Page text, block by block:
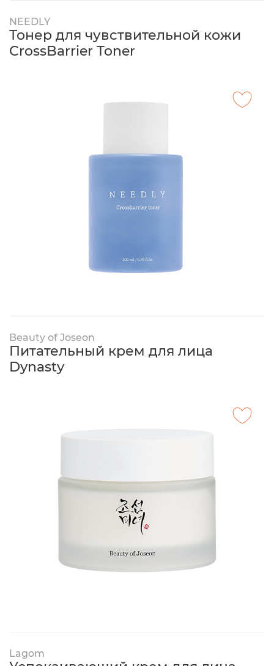
NEEDLY
Тонер для чувствительной кожи
CrossBarrier Toner
Beauty of Joseon
Питательный крем для лица
Dynasty
Lagom